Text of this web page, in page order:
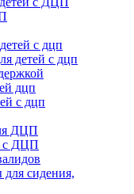
с дцп
детей с дцп
дцп
с дцп
ДЦП
с ДЦП
сидения,